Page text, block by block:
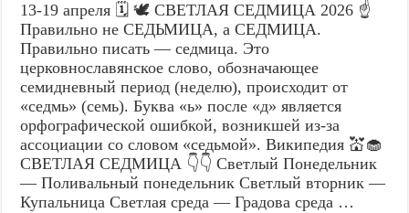
13-19 апреля 🗓️ 🕊️ СВЕТЛАЯ СЕДМИЦА 2026 ☝️
Правильно не СЕДЬМИЦА, а СЕДМИЦА.
Правильно писать — седмица. Это
церковнославянское слово, обозначающее
семидневный период (неделю), происходит от
«седмь» (семь). Буква «ь» после «д» является
орфографической ошибкой, возникшей из-за
ассоциации со словом «седьмой». Википедия 💒🧁
СВЕТЛАЯ СЕДМИЦА 👇👇 Светлый Понедельник
— Поливальный понедельник Светлый вторник —
Купальница Светлая среда — Градова среда …